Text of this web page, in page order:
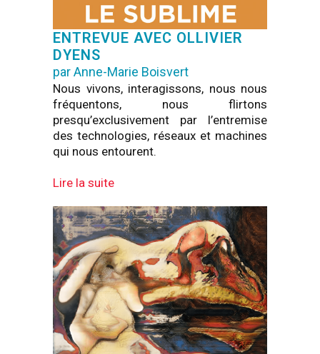
ENTREVUE AVEC OLLIVIER
DYENS
par Anne-Marie Boisvert
Nous vivons, interagissons, nous nous
fréquentons, nous flirtons
presqu’exclusivement par l’entremise
des technologies, réseaux et machines
qui nous entourent.
Lire la suite